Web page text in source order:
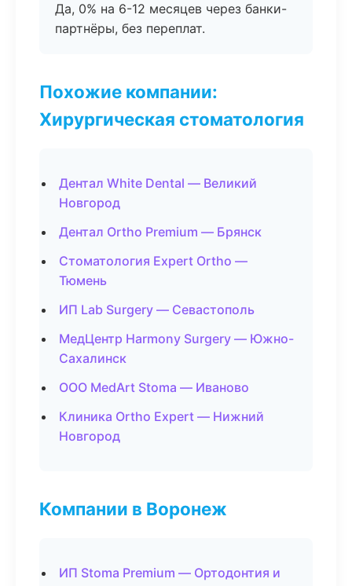
Да, 0% на 6-12 месяцев через банки-
партнёры, без переплат.
Похожие компании:
Хирургическая стоматология
Дентал White Dental — Великий
Новгород
Дентал Ortho Premium — Брянск
Стоматология Expert Ortho —
Тюмень
ИП Lab Surgery — Севастополь
МедЦентр Harmony Surgery — Южно-
Сахалинск
ООО MedArt Stoma — Иваново
Клиника Ortho Expert — Нижний
Новгород
Компании в Воронеж
ИП Stoma Premium — Ортодонтия и